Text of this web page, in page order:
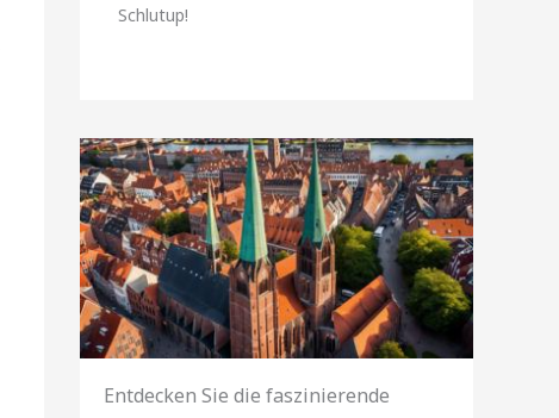
Schlutup!
Entdecken Sie die faszinierende